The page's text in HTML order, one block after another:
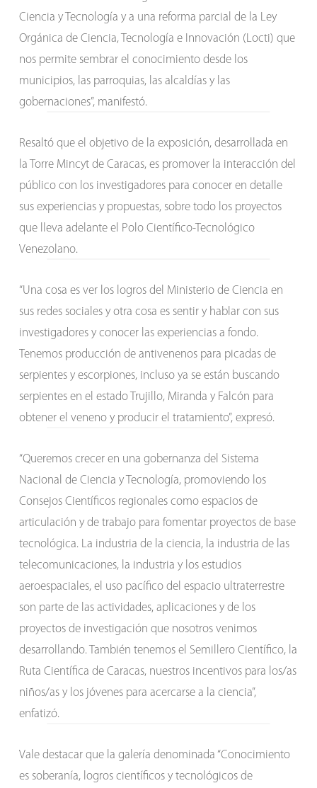
Ciencia y Tecnología y a una reforma parcial de la Ley
Orgánica de Ciencia, Tecnología e Innovación (Locti) que
nos permite sembrar el conocimiento desde los
municipios, las parroquias, las alcaldías y las
gobernaciones”, manifestó.
Resaltó que el objetivo de la exposición, desarrollada en
la Torre Mincyt de Caracas, es promover la interacción del
público con los investigadores para conocer en detalle
sus experiencias y propuestas, sobre todo los proyectos
que lleva adelante el Polo Científico-Tecnológico
Venezolano.
“Una cosa es ver los logros del Ministerio de Ciencia en
sus redes sociales y otra cosa es sentir y hablar con sus
investigadores y conocer las experiencias a fondo.
Tenemos producción de antivenenos para picadas de
serpientes y escorpiones, incluso ya se están buscando
serpientes en el estado Trujillo, Miranda y Falcón para
obtener el veneno y producir el tratamiento”, expresó.
“Queremos crecer en una gobernanza del Sistema
Nacional de Ciencia y Tecnología, promoviendo los
Consejos Científicos regionales como espacios de
articulación y de trabajo para fomentar proyectos de base
tecnológica. La industria de la ciencia, la industria de las
telecomunicaciones, la industria y los estudios
aeroespaciales, el uso pacífico del espacio ultraterrestre
son parte de las actividades, aplicaciones y de los
proyectos de investigación que nosotros venimos
desarrollando. También tenemos el Semillero Científico, la
Ruta Científica de Caracas, nuestros incentivos para los/as
niños/as y los jóvenes para acercarse a la ciencia”,
enfatizó.
Vale destacar que la galería denominada “Conocimiento
es soberanía, logros científicos y tecnológicos de